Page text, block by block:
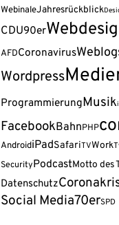
WebinaleJahresrückblick
CDU90er
AFDCoronavirus
Wordpress
ProgrammierungMusik
FacebookBahnPHP
AndroidiPadSafariTVWork
SecurityPodcastMotto des
Datenschutz
Social Media70erSPD